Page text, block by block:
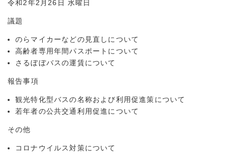
令和2年2月26日 水曜日
議題
のらマイカーなどの見直しについて
高齢者専用年間パスポートについて
さるぼぼバスの運賃について
報告事項
観光特化型バスの名称および利用促進策について
若年者の公共交通利用促進について
その他
コロナウイルス対策について